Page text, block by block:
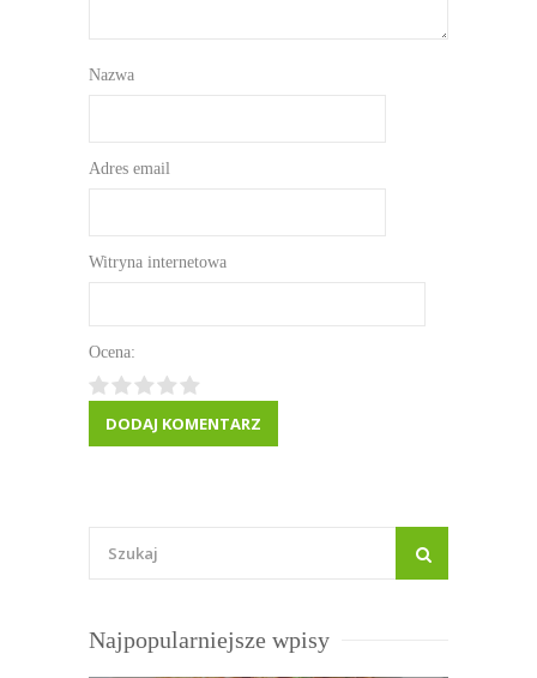
Nazwa
Adres email
Witryna internetowa
Ocena:
Najpopularniejsze wpisy